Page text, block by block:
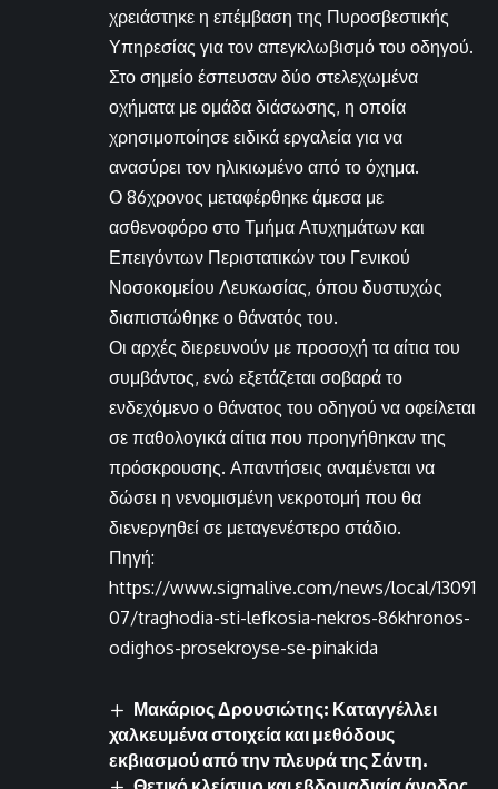
χρειάστηκε η επέμβαση της Πυροσβεστικής
Υπηρεσίας για τον απεγκλωβισμό του οδηγού.
Στο σημείο έσπευσαν δύο στελεχωμένα
οχήματα με ομάδα διάσωσης, η οποία
χρησιμοποίησε ειδικά εργαλεία για να
ανασύρει τον ηλικιωμένο από το όχημα.
Ο 86χρονος μεταφέρθηκε άμεσα με
ασθενοφόρο στο Τμήμα Ατυχημάτων και
Επειγόντων Περιστατικών του Γενικού
Νοσοκομείου Λευκωσίας, όπου δυστυχώς
διαπιστώθηκε ο θάνατός του.
Οι αρχές διερευνούν με προσοχή τα αίτια του
συμβάντος, ενώ εξετάζεται σοβαρά το
ενδεχόμενο ο θάνατος του οδηγού να οφείλεται
σε παθολογικά αίτια που προηγήθηκαν της
πρόσκρουσης. Απαντήσεις αναμένεται να
δώσει η νενομισμένη νεκροτομή που θα
διενεργηθεί σε μεταγενέστερο στάδιο.
Πηγή:
https://www.sigmalive.com/news/local/13091
07/traghodia-sti-lefkosia-nekros-86khronos-
odighos-prosekroyse-se-pinakida
Μακάριος Δρουσιώτης: Καταγγέλλει
χαλκευμένα στοιχεία και μεθόδους
εκβιασμού από την πλευρά της Σάντη.